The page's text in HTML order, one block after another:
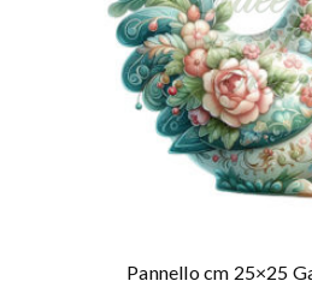
Pannello cm 25×25